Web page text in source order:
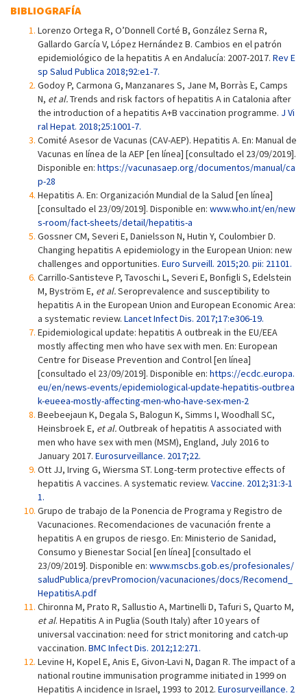
BIBLIOGRAFÍA
Lorenzo Ortega R, O’Donnell Corté B, González Serna R,
Gallardo García V, López Hernández B. Cambios en el patrón
epidemiológico de la hepatitis A en Andalucía: 2007-2017. Rev E
sp Salud Publica 2018;92:e1-7.
Godoy P, Carmona G, Manzanares S, Jane M, Borràs E, Camps
N, et al.Trends and risk factors of hepatitis A in Catalonia after
the introduction of a hepatitis A+B vaccination programme. J Vi
ral Hepat. 2018;25:1001-7.
Comité Asesor de Vacunas (CAV-AEP). Hepatitis A. En: Manual de
Vacunas en línea de la AEP [en línea] [consultado el 23/09/2019].
Disponible en: https://vacunasaep.org/documentos/manual/ca
p-28
Hepatitis A. En: Organización Mundial de la Salud [en línea]
[consultado el 23/09/2019]. Disponible en: www.who.int/en/new
s-room/fact-sheets/detail/hepatitis-a
Gossner CM, Severi E, Danielsson N, Hutin Y, Coulombier D.
Changing hepatitis A epidemiology in the European Union: new
challenges and opportunities. Euro Surveill. 2015;20. pii: 21101.
Carrillo-Santisteve P, Tavoschi L, Severi E, Bonfigli S, Edelstein
M, Byström E, et al.Seroprevalence and susceptibility to
hepatitis A in the European Union and European Economic Area:
a systematic review. Lancet Infect Dis. 2017;17:e306-19.
Epidemiological update: hepatitis A outbreak in the EU/EEA
mostly affecting men who have sex with men. En: European
Centre for Disease Prevention and Control [en línea]
[consultado el 23/09/2019]. Disponible en: https://ecdc.europa.
eu/en/news-events/epidemiological-update-hepatitis-outbrea
k-eueea-mostly-affecting-men-who-have-sex-men-2
Beebeejaun K, Degala S, Balogun K, Simms I, Woodhall SC,
Heinsbroek E, et al.Outbreak of hepatitis A associated with
men who have sex with men (MSM), England, July 2016 to
January 2017. Eurosurveillance. 2017;22.
Ott JJ, Irving G, Wiersma ST. Long-term protective effects of
hepatitis A vaccines. A systematic review. Vaccine. 2012;31:3-1
1.
Grupo de trabajo de la Ponencia de Programa y Registro de
Vacunaciones. Recomendaciones de vacunación frente a
hepatitis A en grupos de riesgo. En: Ministerio de Sanidad,
Consumo y Bienestar Social [en línea] [consultado el
23/09/2019]. Disponible en: www.mscbs.gob.es/profesionales/
saludPublica/prevPromocion/vacunaciones/docs/Recomend_
HepatitisA.pdf
Chironna M, Prato R, Sallustio A, Martinelli D, Tafuri S, Quarto M,
et al. Hepatitis A in Puglia (South Italy) after 10 years of
universal vaccination: need for strict monitoring and catch-up
vaccination. BMC Infect Dis. 2012;12:271.
Levine H, Kopel E, Anis E, Givon-Lavi N, Dagan R. The impact of a
national routine immunisation programme initiated in 1999 on
Hepatitis A incidence in Israel, 1993 to 2012. Eurosurveillance. 2